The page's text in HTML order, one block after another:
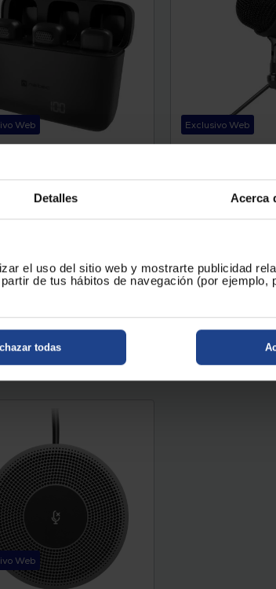
Detalles Acerca
el uso del sitio web y mostrarte publicidad
de tus hábitos de navegación (por ejemplo,
todas
Web
de conectividad :
13,90 €
Exclusivo Web
Color : Negro
localidad...
Web